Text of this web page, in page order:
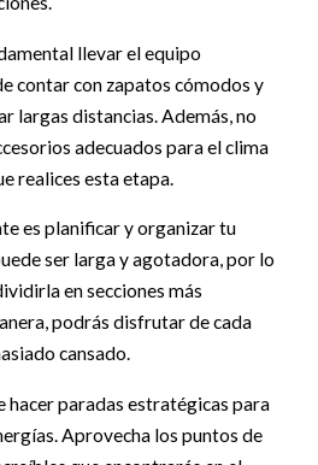
llevar el equipo
contar con zapatos cómodos y
largas distancias. Además, no
adecuados para el clima
realices esta etapa.
es planificar y organizar tu
ser larga y agotadora, por lo
en secciones más
podrás disfrutar de cada
cansado.
hacer paradas estratégicas para
Aprovecha los puntos de